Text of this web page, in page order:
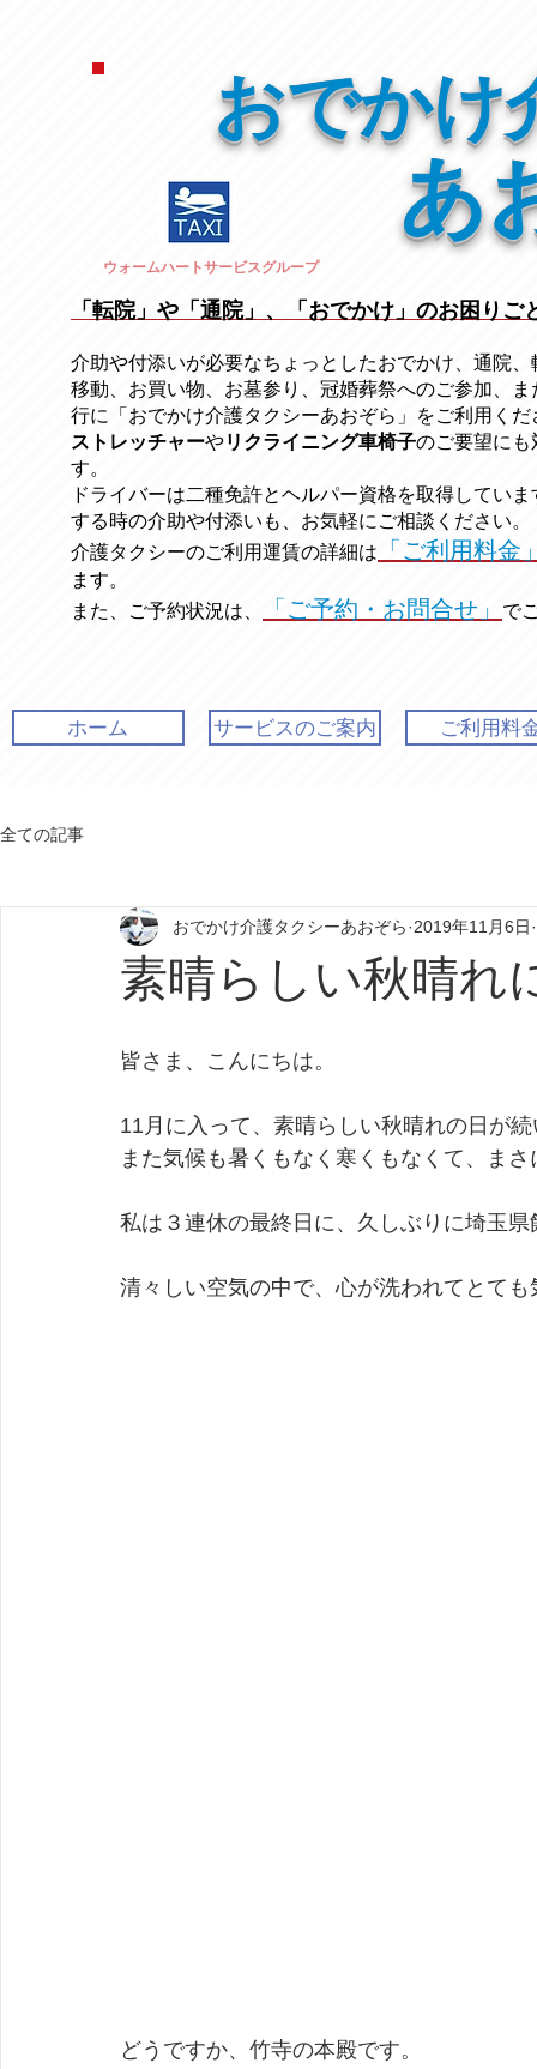
おでかけ
あ
ウォームハートサービスグループ
「転院」や「通院」、「おでかけ」のお困りご
介助や付添いが必要なちょっとしたおでかけ、通院
移動、お買い物、お墓参り、冠婚葬祭へのご参加、ま
行に「おでかけ介護タクシーあおぞら」をご利用くだ
ストレッチャー​やリクライニング車椅子のご要望にも
す。
ドライバーは二種免許とヘルパー資格を取得してい
する時の介助や付添いも、お気軽にご相談ください
介護タクシーのご利用運賃の詳細は 「ご利用料金
ます。
また、ご予約状況は、
「ご予約・お問合せ」 で
ホーム サービスのご案内 ご利用料
全ての記事
素晴らしい秋晴れ
おでかけ介護タクシーあおぞら 2019年11月6日
皆さま、こんにちは。
11月に入って、素晴らしい秋晴れの日が
また気候も暑くもなく寒くもなくて、ま
私は３連休の最終日に、久しぶりに埼玉
清々しい空気の中で、心が洗われてとて
どうですか、竹寺の本殿です。